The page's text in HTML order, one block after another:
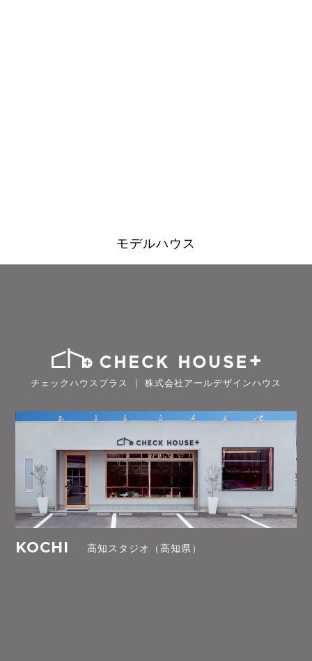
モデルハウス
チェックハウスプラス ｜ 株式会社アールデザインハウス
KOCHI 高知スタジオ（高知県）